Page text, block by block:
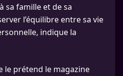
sa famille et de sa
l’équilibre entre sa vie
indique la
le prétend le magazine